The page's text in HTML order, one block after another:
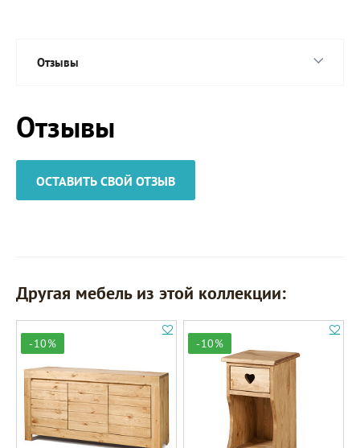
Отзывы
Отзывы
ОСТАВИТЬ СВОЙ ОТЗЫВ
Другая мебель из этой коллекции:
-10% -10%